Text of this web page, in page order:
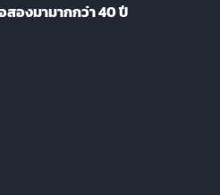
สองมามากกว่า 40 ปี